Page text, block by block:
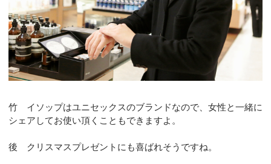
竹 イソップはユニセックスのブランドなので、女性と一緒に
シェアしてお使い頂くこともできますよ。
後 クリスマスプレゼントにも喜ばれそうですね。